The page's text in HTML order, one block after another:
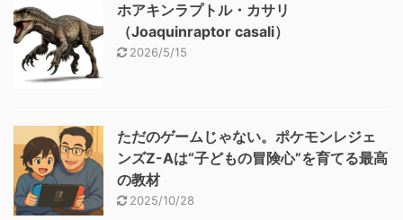
ホアキンラプトル・カサリ
（Joaquinraptor casali）
2026/5/15
ただのゲームじゃない。ポケモンレジェ
ンズZ-Aは“子どもの冒険心”を育てる最高
の教材
2025/10/28